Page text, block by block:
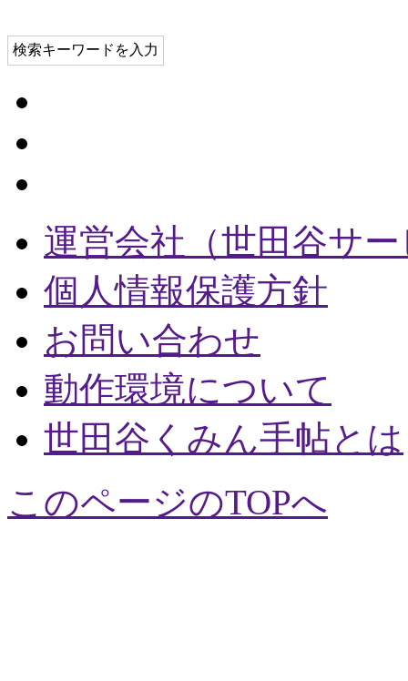
検索キーワードを入力
運営会社（世田谷サ
個人情報保護方針
お問い合わせ
動作環境について
世田谷くみん手帖とは
このページのTOPへ